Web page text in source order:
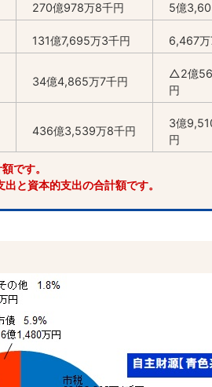
270億978万8千円 5億
131億7,695万3千円 6,467万
34億4,865万7千円
△2億
円
436億3,539万8千円
3億
円
です。
と資本的支出の合計額です。